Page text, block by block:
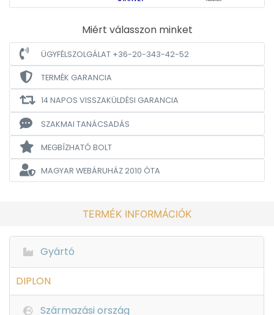
Miért válasszon minket
ÜGYFÉLSZOLGÁLAT +36-20-343-42-52
TERMÉK GARANCIA
14 NAPOS VISSZAKÜLDÉSI GARANCIA
SZAKMAI TANÁCSADÁS
MEGBÍZHATÓ BOLT
MAGYAR WEBÁRUHÁZ2010 ÓTA
TERMÉK INFORMÁCIÓK
Gyártó
DIPLON
Származási ország